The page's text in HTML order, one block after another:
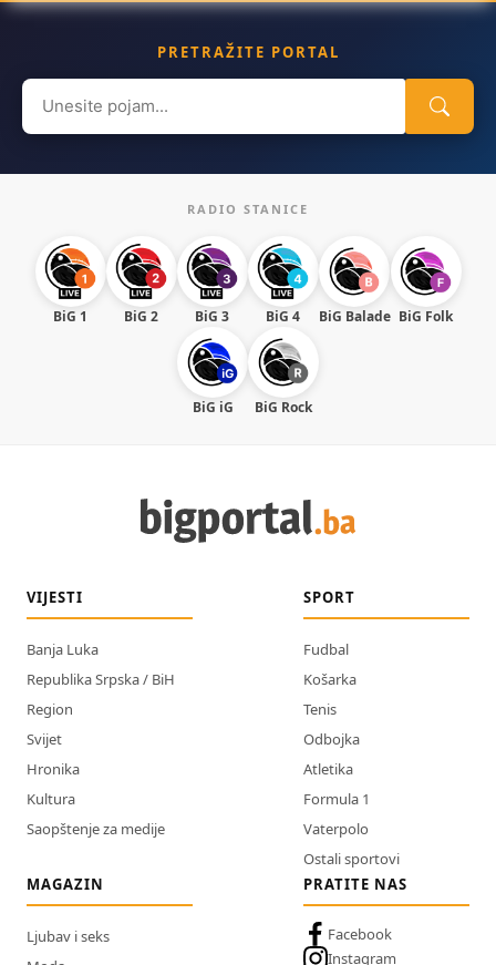
PRETRAŽITE PORTAL
Search
for:
RADIO STANICE
BiG 1 BiG 2 BiG 3 BiG 4 BiG Balade BiG Folk
BiG iG BiG Rock
VIJESTI
Banja Luka
Republika Srpska / BiH
Region
Svijet
Hronika
Kultura
Saopštenje za medije
SPORT
Fudbal
Košarka
Tenis
Odbojka
Atletika
Formula 1
Vaterpolo
Ostali sportovi
MAGAZIN
Ljubav i seks
PRATITE NAS
Facebook
Instagram